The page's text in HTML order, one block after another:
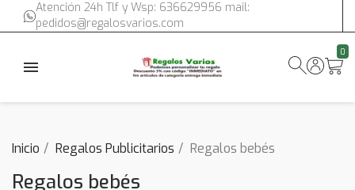
Atención 24h Tlf y Wsp: 636629956 mail:
pedidos@regalosvarios.com
0
Inicio Regalos Publicitarios Regalos bebés
Regalos bebés